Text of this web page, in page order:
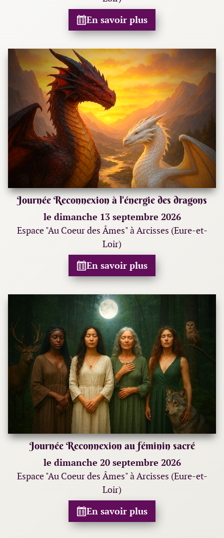
En savoir plus
Journée Reconnexion à l'énergie des dragons
le dimanche 13 septembre 2026
Espace "Au Coeur des Âmes" à Arcisses (Eure-et-
Loir)
En savoir plus
Journée Reconnexion au féminin sacré
le dimanche 20 septembre 2026
Espace "Au Coeur des Âmes" à Arcisses (Eure-et-
Loir)
En savoir plus